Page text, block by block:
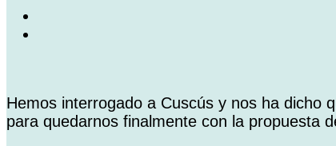
Hemos interrogado a Cuscús y nos ha dicho
para quedarnos finalmente con la propuesta